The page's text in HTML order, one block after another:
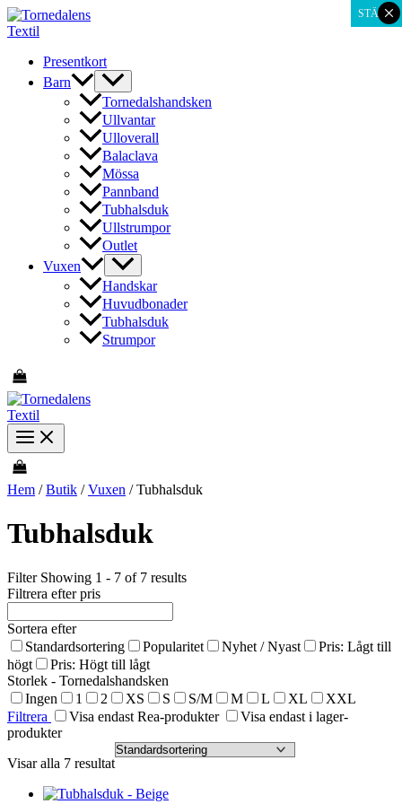
Hoppa
till
Presentkort
Barn
Tornedalshandsken
Ullvantar
Ulloverall
Balaclava
Mössa
Pannband
Tubhalsduk
Ullstrumpor
Outlet
Vuxen
Handskar
Huvudbonader
Tubhalsduk
Strumpor
Hem /Butik /Vuxen / Tubhalsduk
Tubhalsduk
Filter Showing 1 - 7 of 7 results
Filtrera efter pris
Sortera efter
Standardsortering
Popularitet Nyhet / Nyast
Pris: Lågt till
högt
Pris: Högt till lågt
Storlek - Tornedalshandsken
Ingen
1 2 XS S S/M M L XL
XXL
Filtrera
Visa endast Rea-produkter
Visa endast i lager-
produkter
Visar alla 7 resultat
STÄNG
×